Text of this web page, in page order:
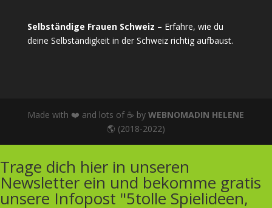
Selbständige Frauen Schweiz – Erfahre, wie du
deine Selbständigkeit in der Schweiz richtig aufbaust.
Made with ❤️ and lots of ☕ byWEBNOMADIN HELENE
🌎 (2018-2022)
Trage dich hier in unseren
Newsletter ein und bekomme gratis
unsere Infopost "5tolle Spielideen,